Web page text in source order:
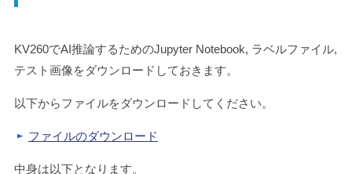
KV260でAI推論するためのJupyter Notebook, ラベルファイル,
テスト画像をダウンロードしておきます。
以下からファイルをダウンロードしてください。
ファイルのダウンロード
中身は以下となります。